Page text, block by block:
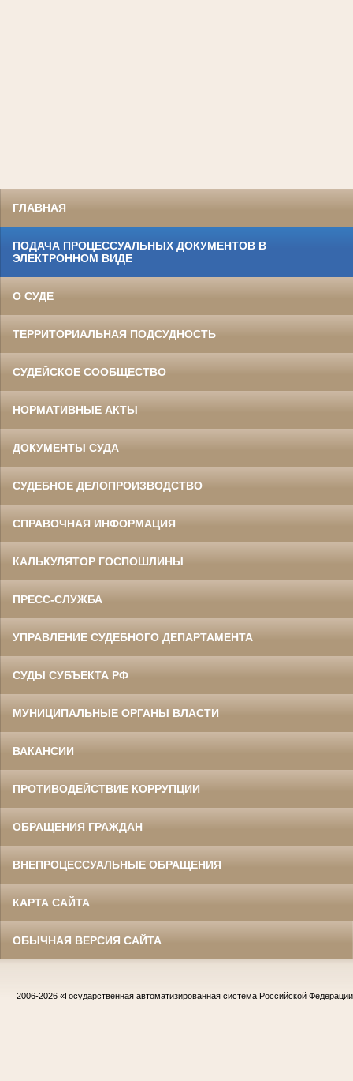
ГЛАВНАЯ
ПОДАЧА ПРОЦЕССУАЛЬНЫХ ДОКУМЕНТОВ В
ЭЛЕКТРОННОМ ВИДЕ
О СУДЕ
ТЕРРИТОРИАЛЬНАЯ ПОДСУДНОСТЬ
СУДЕЙСКОЕ СООБЩЕСТВО
НОРМАТИВНЫЕ АКТЫ
ДОКУМЕНТЫ СУДА
СУДЕБНОЕ ДЕЛОПРОИЗВОДСТВО
СПРАВОЧНАЯ ИНФОРМАЦИЯ
КАЛЬКУЛЯТОР ГОСПОШЛИНЫ
ПРЕСС-СЛУЖБА
УПРАВЛЕНИЕ СУДЕБНОГО ДЕПАРТАМЕНТА
СУДЫ СУБЪЕКТА РФ
МУНИЦИПАЛЬНЫЕ ОРГАНЫ ВЛАСТИ
ВАКАНСИИ
ПРОТИВОДЕЙСТВИЕ КОРРУПЦИИ
ОБРАЩЕНИЯ ГРАЖДАН
ВНЕПРОЦЕССУАЛЬНЫЕ ОБРАЩЕНИЯ
КАРТА САЙТА
ОБЫЧНАЯ ВЕРСИЯ САЙТА
2006-2026 «Государственная автоматизированная система Российской